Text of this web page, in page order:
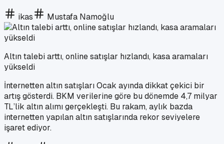
ikas Mustafa Namoğlu
Altın talebi arttı, online satışlar hızlandı, kasa aramaları
yükseldi
İnternetten altın satışları Ocak ayında dikkat çekici bir
artış gösterdi. BKM verilerine göre bu dönemde 4,7 milyar
TL’lik altın alımı gerçekleşti. Bu rakam, aylık bazda
internetten yapılan altın satışlarında rekor seviyelere
işaret ediyor.